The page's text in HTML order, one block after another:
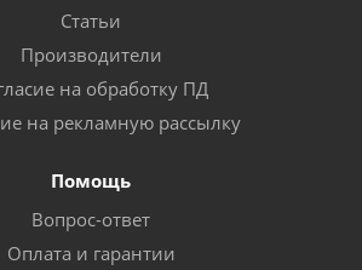
Статьи
Производители
на обработку ПД
на рекламную рассылку
Помощь
Вопрос-ответ
Оплата и гарантии